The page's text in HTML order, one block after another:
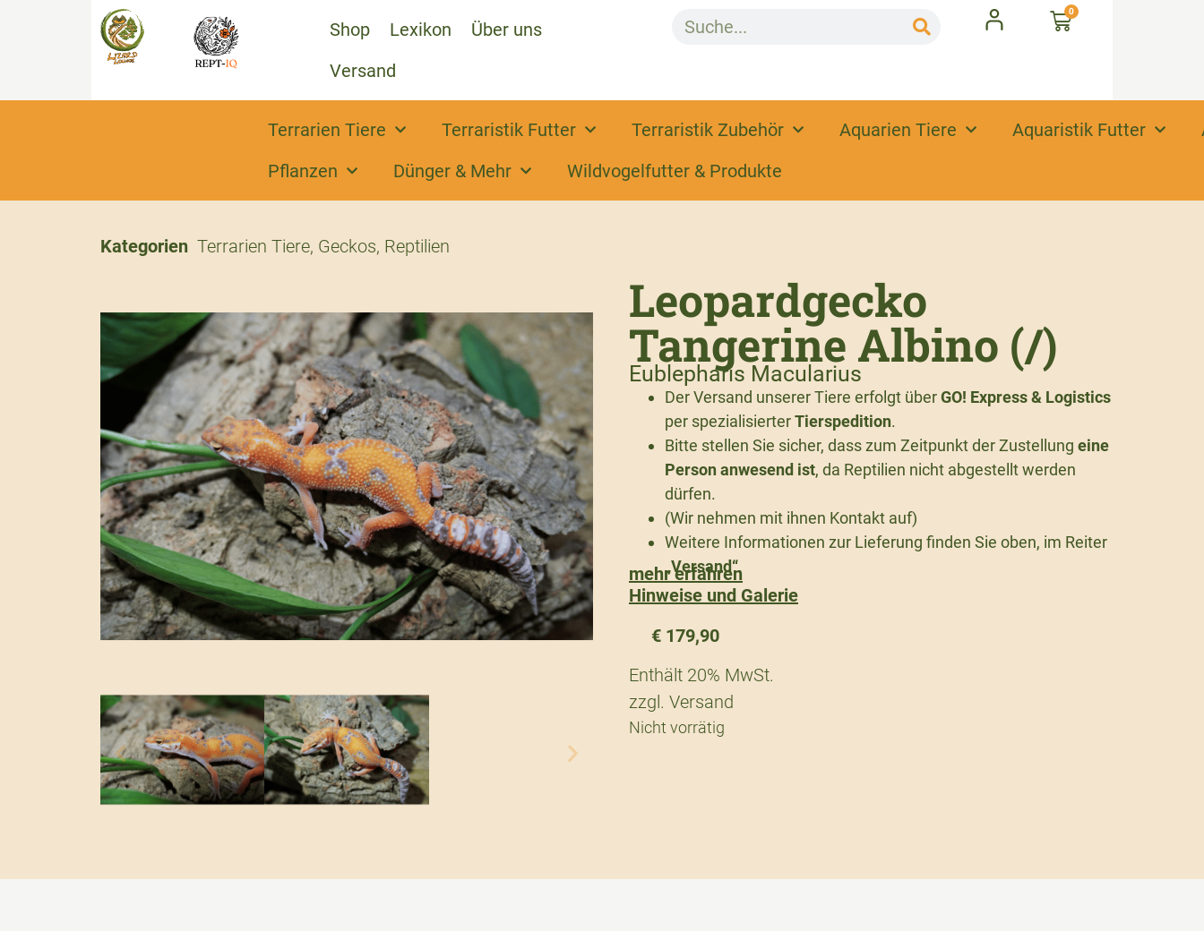
Shop Lexikon
Über uns
Versand
0
Terrarien Tiere Terraristik Futter Terraristik Zubehör Aquarien Tiere Aquaristik Futter
Pflanzen
Dünger & Mehr Wildvogelfutter & Produkte
Kategorien Terrarien Tiere, Geckos, Reptilien
Leopardgecko
Tangerine Albino (/)
Eublepharis Macularius
Der Versand unserer Tiere erfolgt überGO! Express & Logistics
per spezialisierterTierspedition.
Bitte stellen Sie sicher, dass zum Zeitpunkt der Zustellung eine
Person anwesend ist, da Reptilien nicht abgestellt werden
dürfen.
(Wir nehmen mit ihnen Kontakt auf)
Weitere Informationen zur Lieferung finden Sie oben, im Reiter
„Versand“.
mehr erfahren
Hinweise und Galerie
€ 179,90
Enthält 20% MwSt.
zzgl. Versand
Nicht vorrätig